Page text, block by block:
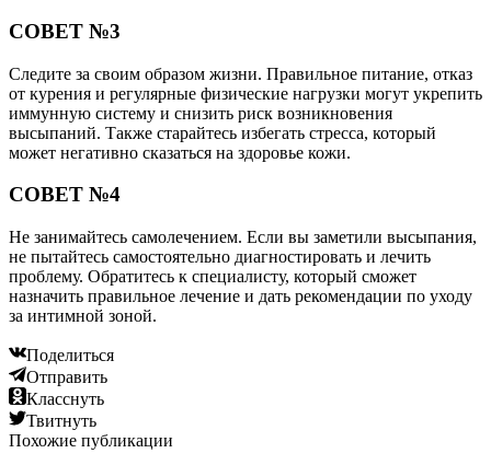
СОВЕТ №3
Следите за своим образом жизни. Правильное питание, отказ
от курения и регулярные физические нагрузки могут укрепить
иммунную систему и снизить риск возникновения
высыпаний. Также старайтесь избегать стресса, который
может негативно сказаться на здоровье кожи.
СОВЕТ №4
Не занимайтесь самолечением. Если вы заметили высыпания,
не пытайтесь самостоятельно диагностировать и лечить
проблему. Обратитесь к специалисту, который сможет
назначить правильное лечение и дать рекомендации по уходу
за интимной зоной.
Поделиться
Отправить
Класснуть
Твитнуть
Похожие публикации